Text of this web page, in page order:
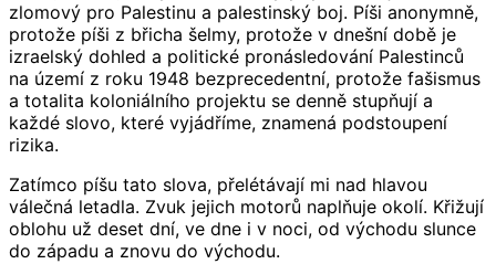
zlomový pro Palestinu a palestinský boj. Píši anonymně,
protože píši z břicha šelmy, protože v dnešní době je
izraelský dohled a politické pronásledování Palestinců
na území z roku 1948 bezprecedentní, protože fašismus
a totalita koloniálního projektu se denně stupňují a
každé slovo, které vyjádříme, znamená podstoupení
rizika.
Zatímco píšu tato slova, přelétávají mi nad hlavou
válečná letadla. Zvuk jejich motorů naplňuje okolí. Křižují
oblohu už deset dní, ve dne i v noci, od východu slunce
do západu a znovu do východu.